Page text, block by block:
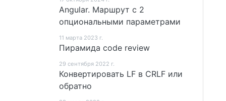
Angular. Маршрут c 2
опциональными параметрами
11 мартa 2023 г.
Пирамида code review
29 сентября 2022 г.
Конвертировать LF в CRLF или
обратно